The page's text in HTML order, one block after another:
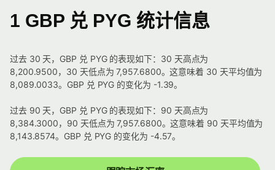
1 GBP 兑 PYG 统计信息
过去 30 天，GBP 兑 PYG 的表现如下：30 天高点为
8,200.9500，30 天低点为 7,957.6800。这意味着 30 天平均值为
8,089.0033。GBP 兑 PYG 的变化为 -1.39。
过去 90 天，GBP 兑 PYG 的表现如下：90 天高点为
8,384.3000，90 天低点为 7,957.6800。这意味着 90 天平均值为
8,143.8574。GBP 兑 PYG 的变化为 -4.57。